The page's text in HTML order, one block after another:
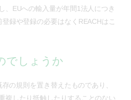
、EUへの輸入量が年間1法人につき
録や登録の必要はなくREACHはこ
でしょうか
の規則を置き替えたものであり、
複したり抵触したりすることのない